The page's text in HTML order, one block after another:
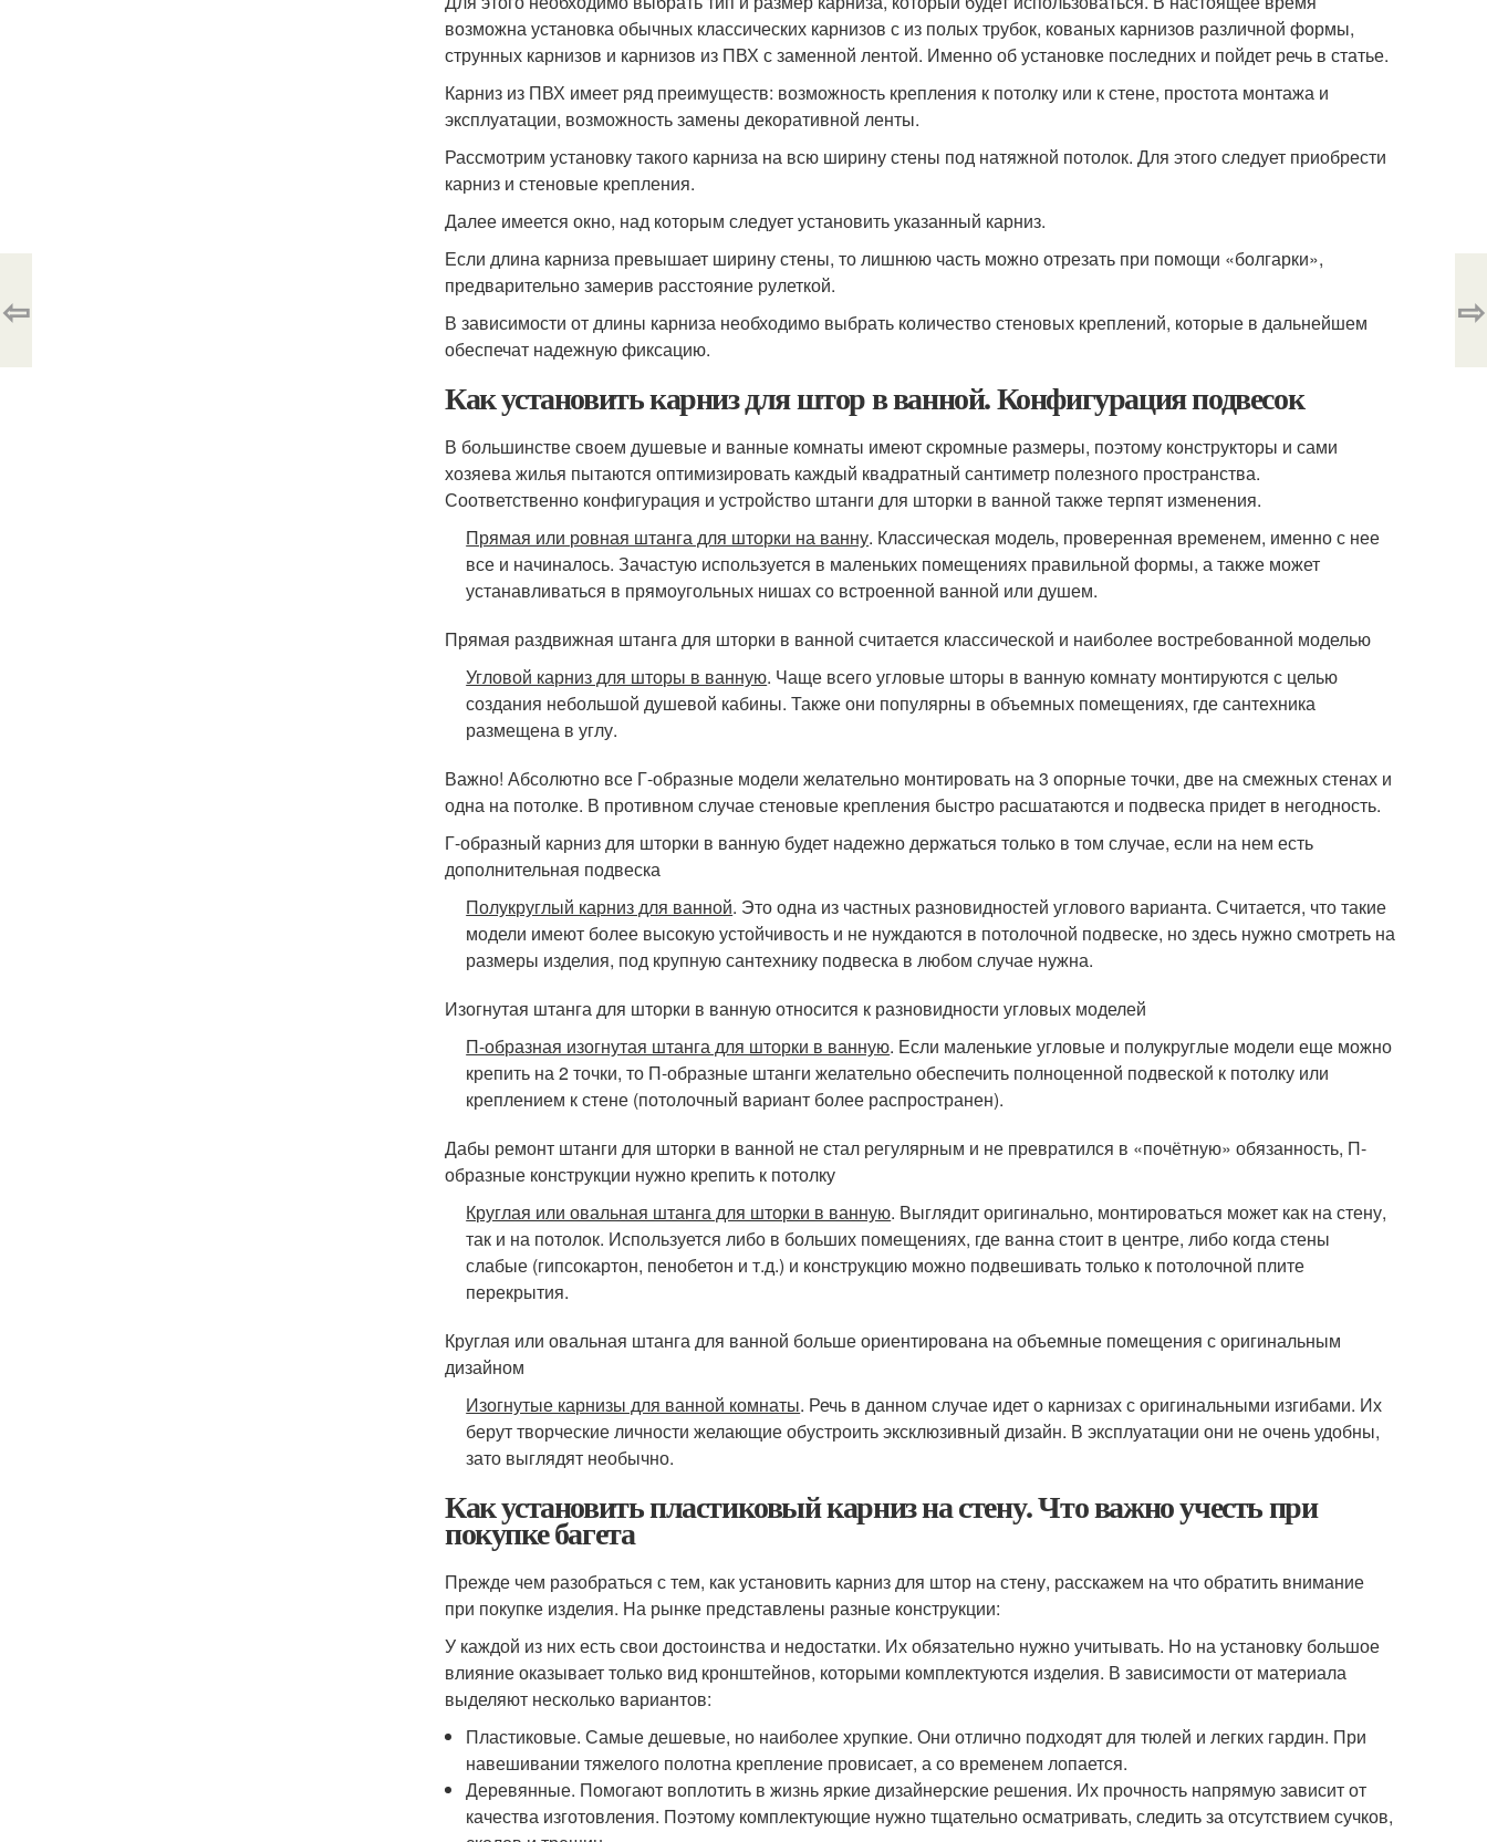
возможна установка обычных классических карнизов с из полых трубок, кованых карнизов различной формы,
струнных карнизов и карнизов из ПВХ с заменной лентой. Именно об установке последних и пойдет речь в статье.
Карниз из ПВХ имеет ряд преимуществ: возможность крепления к потолку или к стене, простота монтажа и
эксплуатации, возможность замены декоративной ленты.
Рассмотрим установку такого карниза на всю ширину стены под натяжной потолок. Для этого следует приобрести
карниз и стеновые крепления.
Далее имеется окно, над которым следует установить указанный карниз.
Если длина карниза превышает ширину стены, то лишнюю часть можно отрезать при помощи «болгарки»,
предварительно замерив расстояние рулеткой.
В зависимости от длины карниза необходимо выбрать количество стеновых креплений, которые в дальнейшем
обеспечат надежную фиксацию.
Как установить карниз для штор в ванной. Конфигурация подвесок
В большинстве своем душевые и ванные комнаты имеют скромные размеры, поэтому конструкторы и сами
хозяева жилья пытаются оптимизировать каждый квадратный сантиметр полезного пространства.
Соответственно конфигурация и устройство штанги для шторки в ванной также терпят изменения.
Прямая или ровная штанга для шторки на ванну. Классическая модель, проверенная временем, именно с нее
все и начиналось. Зачастую используется в маленьких помещениях правильной формы, а также может
устанавливаться в прямоугольных нишах со встроенной ванной или душем.
Прямая раздвижная штанга для шторки в ванной считается классической и наиболее востребованной моделью
Угловой карниз для шторы в ванную. Чаще всего угловые шторы в ванную комнату монтируются с целью
создания небольшой душевой кабины. Также они популярны в объемных помещениях, где сантехника
размещена в углу.
Важно! Абсолютно все Г-образные модели желательно монтировать на 3 опорные точки, две на смежных стенах и
одна на потолке. В противном случае стеновые крепления быстро расшатаются и подвеска придет в негодность.
Г-образный карниз для шторки в ванную будет надежно держаться только в том случае, если на нем есть
дополнительная подвеска
Полукруглый карниз для ванной. Это одна из частных разновидностей углового варианта. Считается, что такие
модели имеют более высокую устойчивость и не нуждаются в потолочной подвеске, но здесь нужно смотреть на
размеры изделия, под крупную сантехнику подвеска в любом случае нужна.
Изогнутая штанга для шторки в ванную относится к разновидности угловых моделей
П-образная изогнутая штанга для шторки в ванную. Если маленькие угловые и полукруглые модели еще можно
крепить на 2 точки, то П-образные штанги желательно обеспечить полноценной подвеской к потолку или
креплением к стене (потолочный вариант более распространен).
Дабы ремонт штанги для шторки в ванной не стал регулярным и не превратился в «почётную» обязанность, П-
образные конструкции нужно крепить к потолку
Круглая или овальная штанга для шторки в ванную. Выглядит оригинально, монтироваться может как на стену,
так и на потолок. Используется либо в больших помещениях, где ванна стоит в центре, либо когда стены
слабые (гипсокартон, пенобетон и т.д.) и конструкцию можно подвешивать только к потолочной плите
перекрытия.
Круглая или овальная штанга для ванной больше ориентирована на объемные помещения с оригинальным
дизайном
Изогнутые карнизы для ванной комнаты. Речь в данном случае идет о карнизах с оригинальными изгибами. Их
берут творческие личности желающие обустроить эксклюзивный дизайн. В эксплуатации они не очень удобны,
зато выглядят необычно.
Как установить пластиковый карниз на стену. Что важно учесть при
покупке багета
Прежде чем разобраться с тем, как установить карниз для штор на стену, расскажем на что обратить внимание
при покупке изделия. На рынке представлены разные конструкции:
У каждой из них есть свои достоинства и недостатки. Их обязательно нужно учитывать. Но на установку большое
влияние оказывает только вид кронштейнов, которыми комплектуются изделия. В зависимости от материала
выделяют несколько вариантов:
Пластиковые. Самые дешевые, но наиболее хрупкие. Они отлично подходят для тюлей и легких гардин. При
навешивании тяжелого полотна крепление провисает, а со временем лопается.
Деревянные. Помогают воплотить в жизнь яркие дизайнерские решения. Их прочность напрямую зависит от
качества изготовления. Поэтому комплектующие нужно тщательно осматривать, следить за отсутствием сучков,
⇦ ⇨